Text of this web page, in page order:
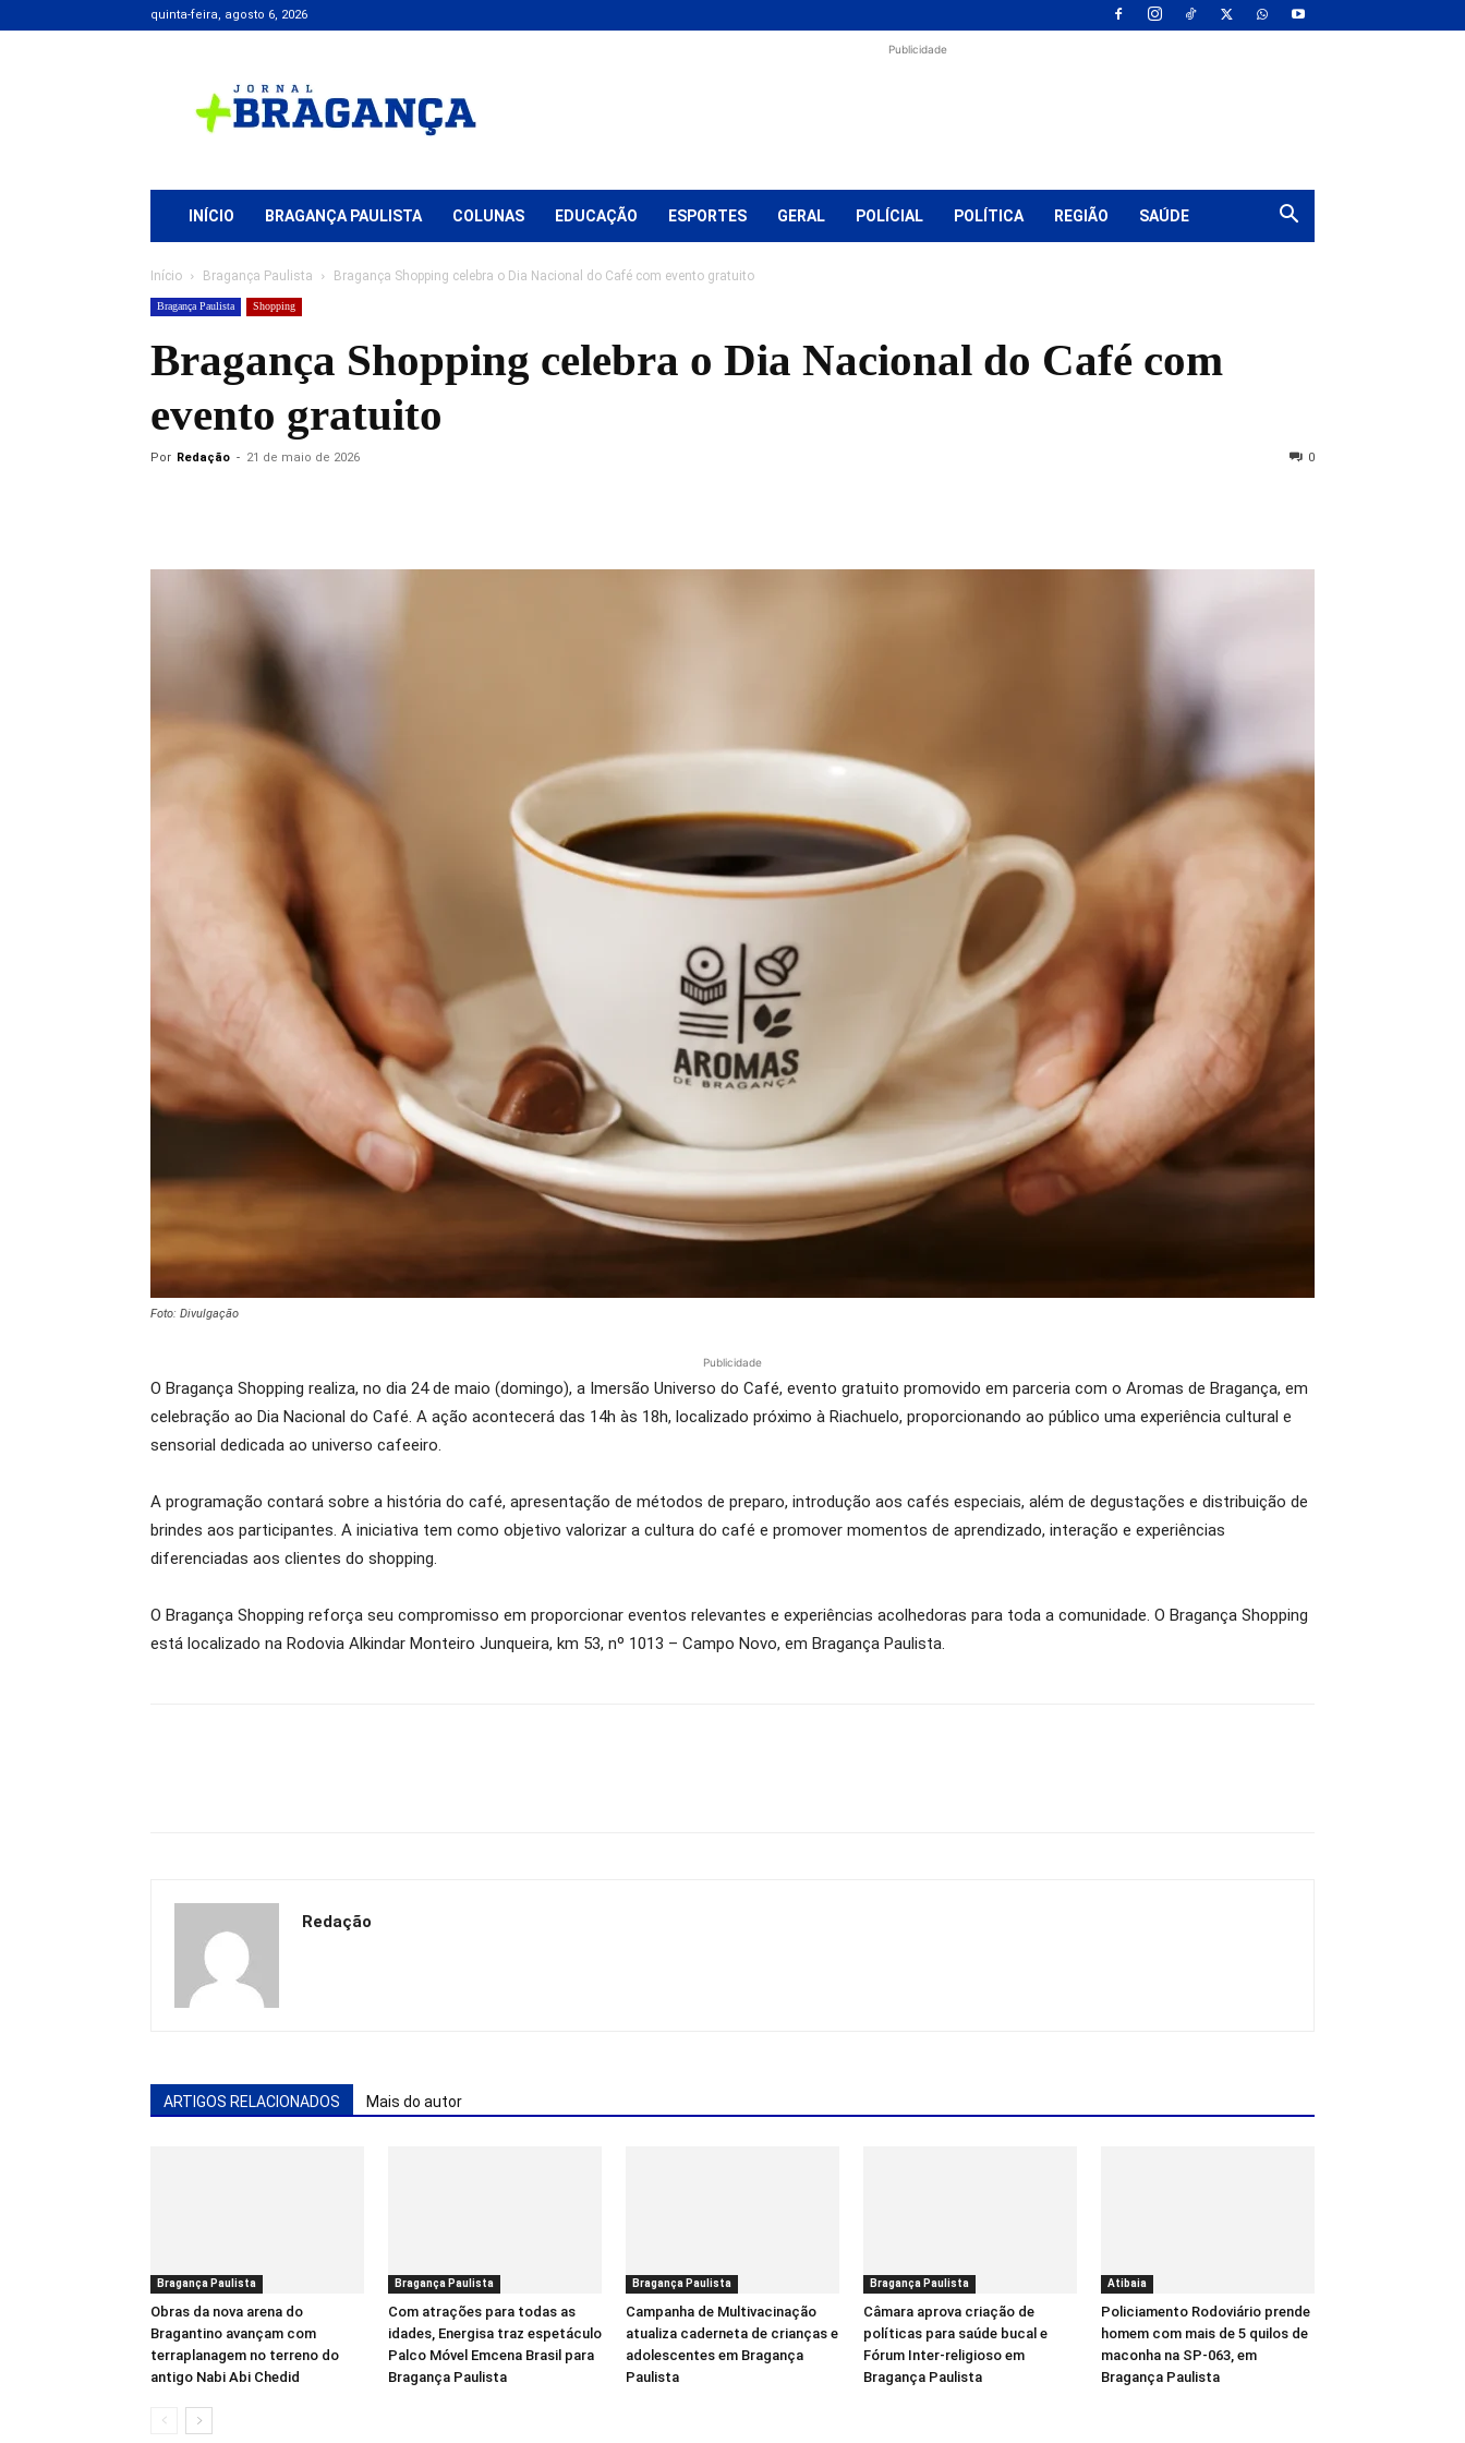
quinta-feira, agosto 6, 2026
+
Bragança
Publicidade
INÍCIO BRAGANÇA PAULISTA COLUNAS EDUCAÇÃO ESPORTES GERAL POLÍCIAL POLÍTICA REGIÃO SAÚDE
Início Bragança Paulista Bragança Shopping celebra o Dia Nacional do Café com evento gratuito
Bragança Paulista Shopping
Bragança Shopping celebra o Dia Nacional do Café com
evento gratuito
Por Redação - 21 de maio de 2026 0
Foto: Divulgação
Publicidade
O Bragança Shopping realiza, no dia 24 de maio (domingo), a Imersão Universo do Café, evento gratuito promovido em parceria com o Aromas de Bragança, em
celebração ao Dia Nacional do Café. A ação acontecerá das 14h às 18h, localizado próximo à Riachuelo, proporcionando ao público uma experiência cultural e
sensorial dedicada ao universo cafeeiro.
A programação contará sobre a história do café, apresentação de métodos de preparo, introdução aos cafés especiais, além de degustações e distribuição de
brindes aos participantes. A iniciativa tem como objetivo valorizar a cultura do café e promover momentos de aprendizado, interação e experiências
diferenciadas aos clientes do shopping.
O Bragança Shopping reforça seu compromisso em proporcionar eventos relevantes e experiências acolhedoras para toda a comunidade. O Bragança Shopping
está localizado na Rodovia Alkindar Monteiro Junqueira, km 53, nº 1013 – Campo Novo, em Bragança Paulista.
Redação
ARTIGOS RELACIONADOS Mais do autor
Bragança Paulista
Obras da nova arena do
Bragantino avançam com
terraplanagem no terreno do
antigo Nabi Abi Chedid
Bragança Paulista
Com atrações para todas as
idades, Energisa traz espetáculo
Palco Móvel Emcena Brasil para
Bragança Paulista
Bragança Paulista
Campanha de Multivacinação
atualiza caderneta de crianças e
adolescentes em Bragança
Paulista
Bragança Paulista
Câmara aprova criação de
políticas para saúde bucal e
Fórum Inter-religioso em
Bragança Paulista
Atibaia
Policiamento Rodoviário prende
homem com mais de 5 quilos de
maconha na SP-063, em
Bragança Paulista